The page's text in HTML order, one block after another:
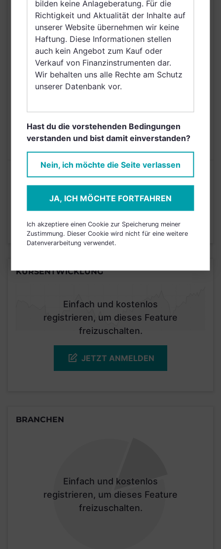
VERTRIEBSZULASSUNG
Italien, Luxemburg,
Österreich, Schweiz,
Polen, Ungarn,
Slowakei, Irland,
Belgien, Vereinigte
Arabische Emirate,
Singapur, Brunei
Darussalam, Saudi
MAX. LAUFENDE
KOSTEN
N/A
Risikoeinstufung laut Anbieter (KID)
Stand 30.04.2022
KURSENTWICKLUNG
Einfach und kostenlos
registrieren, um dieses Feature
freizuschalten.
JETZT ANMELDEN
BRANCHEN
Einfach und kostenlos
registrieren, um dieses Feature
freizuschalten.
bilden keine Anlageberatung. Für die
Richtigkeit und Aktualität der Inhalte auf
unserer Website übernehmen wir keine
Haftung. Diese Informationen stellen
auch kein Angebot zum Kauf oder
Verkauf von Finanzinstrumenten dar.
Wir behalten uns alle Rechte am Schutz
unserer Datenbank vor.
Hast du die vorstehenden Bedingungen
verstanden und bist damit einverstanden?
Nein, ich möchte die Seite verlassen
JA, ICH MÖCHTE FORTFAHREN
Ich akzeptiere einen Cookie zur Speicherung meiner
Zustimmung. Dieser Cookie wird nicht für eine weitere
Datenverarbeitung verwendet.